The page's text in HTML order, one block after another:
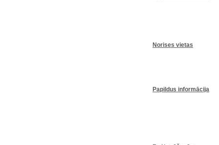
Norises vietas
Papildus informācija